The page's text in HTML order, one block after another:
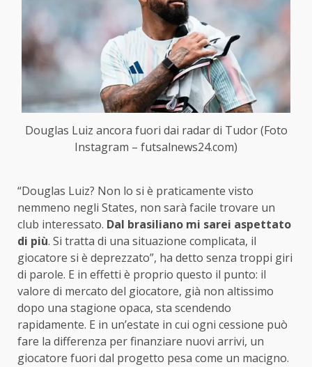
Douglas Luiz ancora fuori dai radar di Tudor (Foto
Instagram – futsalnews24.com)
“Douglas Luiz? Non lo si è praticamente visto
nemmeno negli States, non sarà facile trovare un
club interessato. Dal brasiliano mi sarei aspettato
di più. Si tratta di una situazione complicata, il
giocatore si è deprezzato”, ha detto senza troppi giri
di parole. E in effetti è proprio questo il punto: il
valore di mercato del giocatore, già non altissimo
dopo una stagione opaca, sta scendendo
rapidamente. E in un’estate in cui ogni cessione può
fare la differenza per finanziare nuovi arrivi, un
giocatore fuori dal progetto pesa come un macigno.